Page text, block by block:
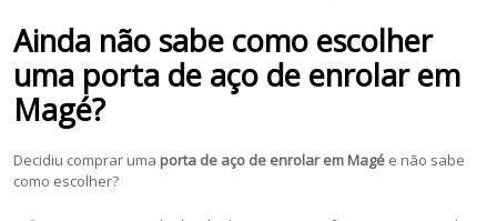
Ainda não sabe como escolher
uma porta de aço de enrolar em
Magé?
Decidiu comprar uma porta de aço de enrolar em Magé e não sabe
como escolher?